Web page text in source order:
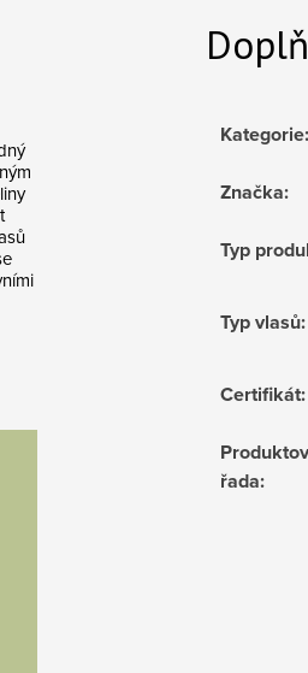
Kategorie:
Značka:
Typ
Typ vlasů:
Certifikát:
řada: